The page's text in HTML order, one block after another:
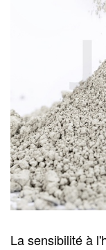
La sensibilité à